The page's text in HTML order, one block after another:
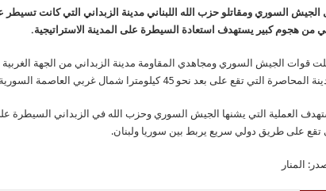
السوري ومقاتلو حزب الله اللبناني مدينة الزبداني التي كانت تسيطر
من هجوم كبير يستهدف استعادة السيطرة على المدينة الاستراتيجية.
قوات الجيش السوري ومجاهدي المقاومة مدينة الزبداني من الجهة
المحاصرة التي تقع على بعد نحو 45 كيلومترا شمال غربي العاصمة السورية دمشق.
العملية التي يشنها الجيش السوري وحزب الله في الزبداني السيطرة
تقع على طريق دولي سريع يربط بين سوريا ولبنان.
المنار